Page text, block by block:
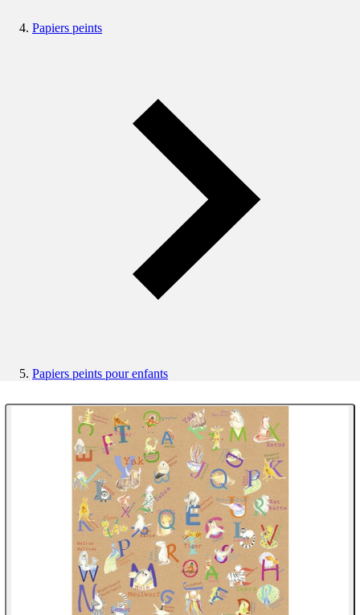
Papiers peints
Papiers peints pour enfants